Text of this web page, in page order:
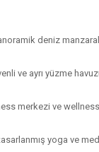
deniz
ve ayrı yüzme
merkezi ve wellness
yoga ve